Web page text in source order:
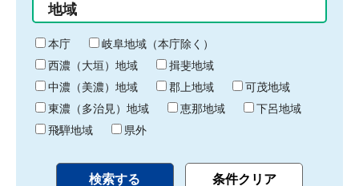
り
終
わ
り
地域
本庁
岐阜地域（本庁除く）
西濃（大垣）地域
揖斐地域
中濃（美濃）地域
郡上地域
可茂地域
東濃（多治見）地域
恵那地域
下呂地域
飛騨地域
県外